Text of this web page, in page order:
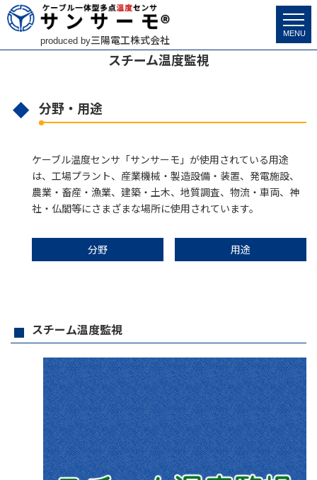
MENU
produced by三陽電工株式会社
サンサーモ> 市場分野・用途>スチーム温度監視
スチーム温度監視
分野・用途
ケーブル温度センサ「サンサーモ」が使用されている用途
は、工場プラント、産業機械・製造設備・装置、発電施設、
農業・畜産・漁業、建築・土木、地質調査、物流・車両、神
社・仏閣等にさまざまな場所に使用されています。
分野 用途
スチーム温度監視